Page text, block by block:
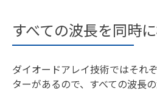
すべての波長を同時
ダイオードアレイ技術ではそれ
ターがあるので、すべての波長